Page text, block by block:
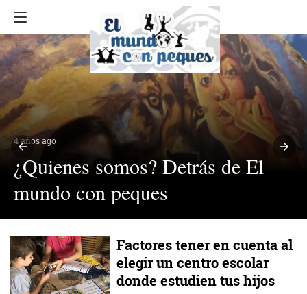
4 años ago
¿Quienes somos? Detrás de El
mundo con peques
Factores tener en cuenta al
elegir un centro escolar
donde estudien tus hijos